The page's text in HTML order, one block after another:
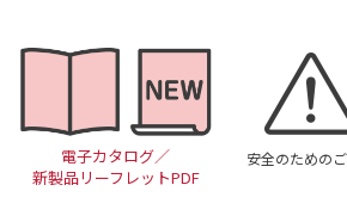
電子カタログ／
新製品リーフレットPDF
安全のための